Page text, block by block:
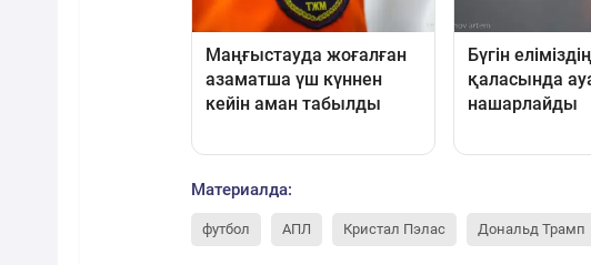
Материалда:
футбол АПЛ Кристал Пэлас Дональд Трамп